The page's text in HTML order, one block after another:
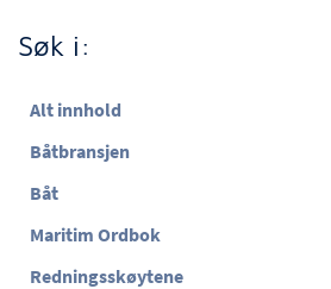
Søk i:
Alt innhold
Båtbransjen
Båt
Maritim Ordbok
Redningsskøytene